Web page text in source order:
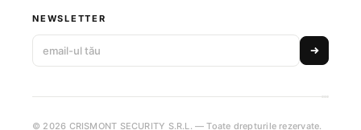
NEWSLETTER
© 2026 CRISMONT SECURITY S.R.L. — Toate drepturile rezervate.